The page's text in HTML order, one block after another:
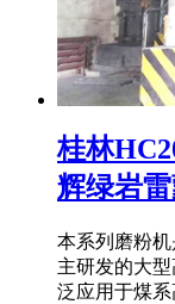
桂林
辉绿岩
本系列磨粉
主研发的大
泛应用于煤